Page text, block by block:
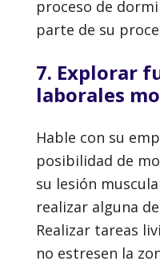
proceso de
parte de su
7. Explorar
laborales
Hable con su
posibilidad de
su lesión
realizar alguna
Realizar tareas
no estresen la